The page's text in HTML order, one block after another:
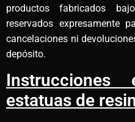
productos fabricados
reservados expresamente
cancelaciones ni
depósito.
Instrucciones
estatuas de